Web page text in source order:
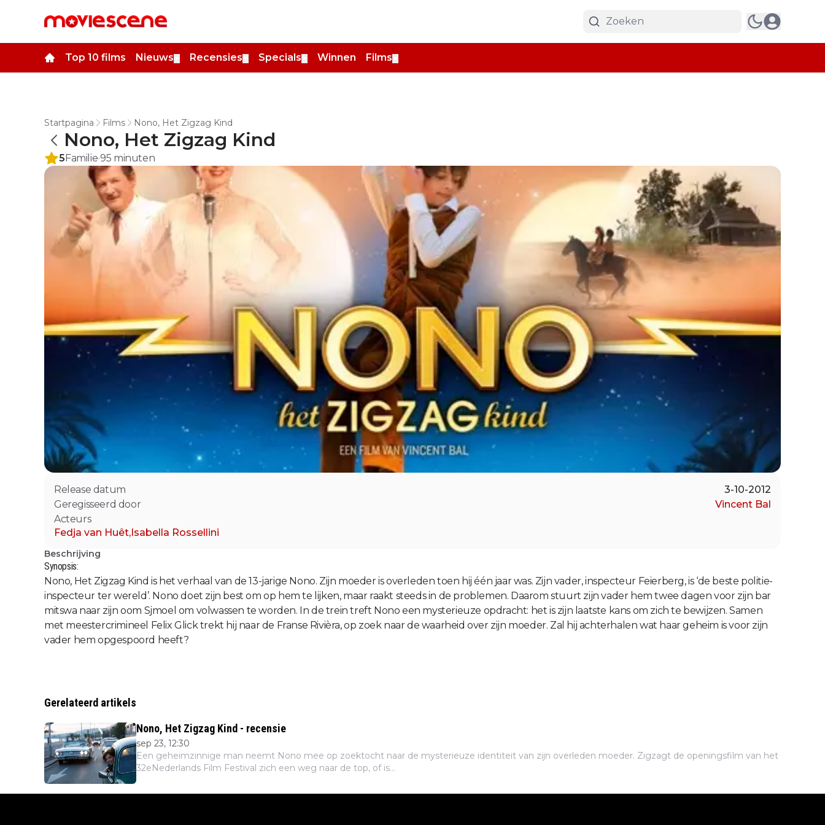
Top 10 films Nieuws Recensies Specials Winnen Films
Startpagina Films Nono, Het Zigzag Kind
Nono, Het Zigzag Kind
5Familie 95 minuten
Release datum
3-10-2012
Geregisseerd door
Vincent Bal
Acteurs
Fedja van Huêt,Isabella Rossellini
Beschrijving
Synopsis:
Nono, Het Zigzag Kind is het verhaal van de 13-jarige Nono. Zijn moeder is overleden toen hij één jaar was. Zijn vader, inspecteur Feierberg, is ‘de beste politie-
inspecteur ter wereld’. Nono doet zijn best om op hem te lijken, maar raakt steeds in de problemen. Daarom stuurt zijn vader hem twee dagen voor zijn bar
mitswa naar zijn oom Sjmoel om volwassen te worden. In de trein treft Nono een mysterieuze opdracht: het is zijn laatste kans om zich te bewijzen. Samen
met meestercrimineel Felix Glick trekt hij naar de Franse Rivièra, op zoek naar de waarheid over zijn moeder. Zal hij achterhalen wat haar geheim is voor zijn
vader hem opgespoord heeft?
Gerelateerd artikels
Nono, Het Zigzag Kind - recensie
sep 23, 12:30
Een geheimzinnige man neemt Nono mee op zoektocht naar de mysterieuze identiteit van zijn overleden moeder. Zigzagt de openingsfilm van het
32eNederlands Film Festival zich een weg naar de top, of is...